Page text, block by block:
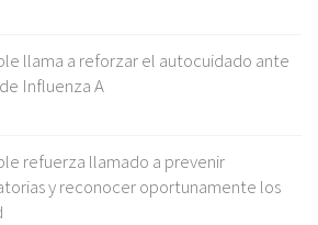
llama a reforzar el autocuidado ante
Influenza A
refuerza llamado a prevenir
y reconocer oportunamente los